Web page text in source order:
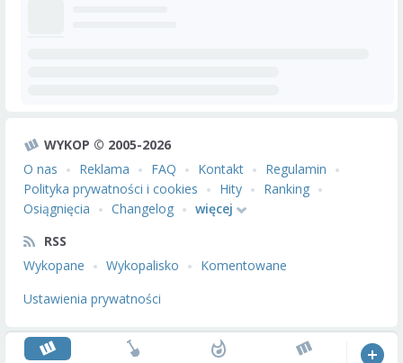
WYKOP © 2005-2026
O nas
Reklama FAQ Kontakt
Regulamin
Polityka prywatności i cookies
Hity
Ranking
Osiągnięcia
Changelog
więcej
RSS
Wykopane
Wykopalisko
Komentowane
Ustawienia prywatności